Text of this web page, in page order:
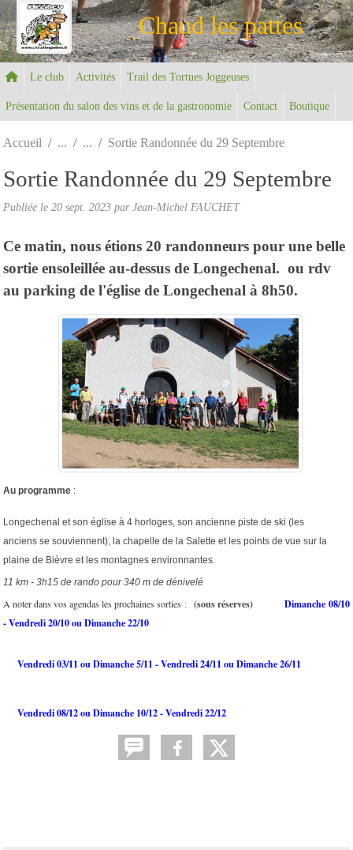
Chaud les pattes
Le club Activités Trail des Tortues Joggeuses
Présentation du salon des vins et de la gastronomie Contact Boutique
Accueil Sortie Randonnée du 29 Septembre
Sortie Randonnée du 29 Septembre
Publiée le 20 sept. 2023 par Jean-Michel FAUCHET
Ce matin, nous étions 20 randonneurs pour une belle
sortie ensoleillée au-dessus de Longechenal. ou rdv
au parking de l'église de Longechenal à 8h50.
Au programme :
Longechenal et son église à 4 horloges, son ancienne piste de ski (les
anciens se souviennent), la chapelle de la Salette et les points de vue sur la
plaine de Bièvre et les montagnes environnantes.
11 km - 3h15 de rando pour 340 m de dénivelé
A noter dans vos agendas les prochaines sorties : (sous réserves)
Dimanche 08/10
- Vendredi 20/10 ou Dimanche 22/10
Vendredi 03/11 ou Dimanche 5/11 - Vendredi 24/11 ou Dimanche 26/11
Vendredi 08/12 ou Dimanche 10/12 - Vendredi 22/12
Panneau de gestion des cookies